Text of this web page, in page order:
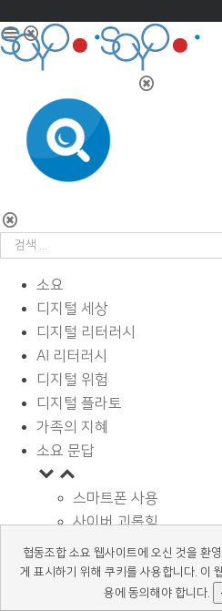
소요
디지털 세상
디지털 리터러시
AI 리터러시
디지털 위험
디지털 플라토
가족의 지혜
소요 문답
스마트폰 사용
사이버 괴롭힘
페이스북과 SNS
디지털과 학습
광고 바로알기
협동조합 소요 웹사이트에 오신 것을 환
게 표시하기 위해 쿠키를 사용합니다. 이
용에 동의해야 합니다.